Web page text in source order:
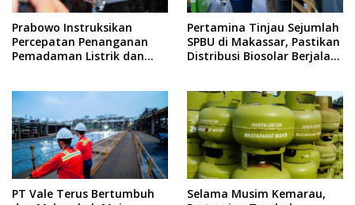
Prabowo Instruksikan
Percepatan Penanganan
Pemadaman Listrik dan
Pertamina Tinjau Sejumlah
SPBU di Makassar, Pastikan
Distribusi Biosolar Berjalan
PT Vale Terus Bertumbuh
Selama Musim Kemarau,